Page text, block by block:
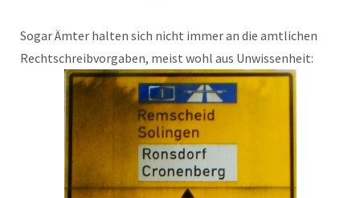
Sogar Ämter halten sich nicht immer an die amtlichen
Rechtschreibvorgaben, meist wohl aus Unwissenheit: